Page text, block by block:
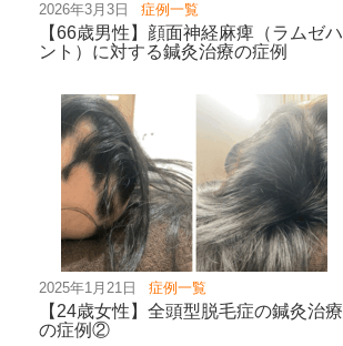
2026年3月3日 症例一覧
【66歳男性】顔面神経麻痺（ラムゼハ
ント）に対する鍼灸治療の症例
2025年1月21日 症例一覧
【24歳女性】全頭型脱毛症の鍼灸治療
の症例②